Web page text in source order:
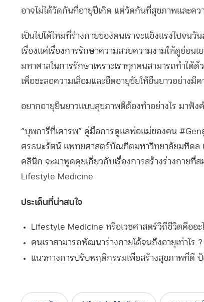
อาจไม่ได้วัดกันที่อายุปีเกิด แต่วัดกันที่สุขภาพและคว
เป็นไปได้ไหมที่ร่างกายของคนเราจะแข็งแรงไปจนวั
เรื่องแค่เรื่องการรักษาความสวยความงามให้ดูอ่อนเ
มหาศาลในการรักษาเพราะเราทุกคนสามารถทำได้
เพื่อชะลอความเสื่อมและยืดอายุขัยให้ยืนยาวอย่างมี
อยากอายุยืนยาวแบบสุขภาพดีต้องทำอย่างไร มาฟัง
“บุพการีที่เคารพ” คู่มือการดูแลพ่อแม่ของคน
ศรธนะรัตน์ แพทยศาสตร์บัณฑิตมหาวิทยาลัยมหิดล
คลินิก จะมาพูดคุยเกี่ยวกับเรื่องการสร้างร่างกายที่
Lifestyle Medicine
ประเด็นที่น่าสนใจ
Lifestyle Medicine หรือเวชศาสตร์วิถีชีวิตคืออะ
คนเราสามารถพัฒนาร่างกายได้จนถึงอายุเท่าไร ?
แนวทางการปรับพฤติกรรมเพื่อสร้างสุขภาพที่ดี